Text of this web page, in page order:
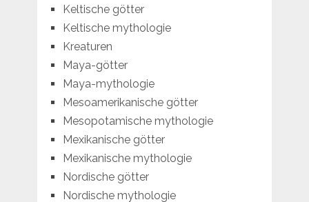
Keltische götter
Keltische mythologie
Kreaturen
Maya-götter
Maya-mythologie
Mesoamerikanische götter
Mesopotamische mythologie
Mexikanische götter
Mexikanische mythologie
Nordische götter
Nordische mythologie